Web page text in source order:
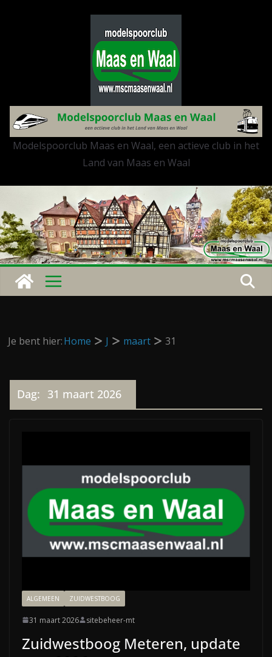
Modelspoorclub Maas en Waal, een actieve club in het
Land van Maas en Waal
Je bent hier:Home J maart 31
Dag: 31 maart 2026
ALGEMEEN ZUIDWESTBOOG
31 maart 2026 sitebeheer-mt
Zuidwestboog Meteren, update